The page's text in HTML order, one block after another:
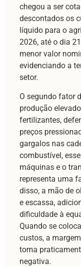
chegou a ser
descontados os
líquido para o
2026, até o dia
menor valor
evidenciando a
setor.
O segundo fator
produção
fertilizantes,
preços
gargalos nas
combustível,
máquinas e o
representa uma
disso, a mão de
e escassa,
dificuldade à
Quando se
custos, a
torna
negativa.